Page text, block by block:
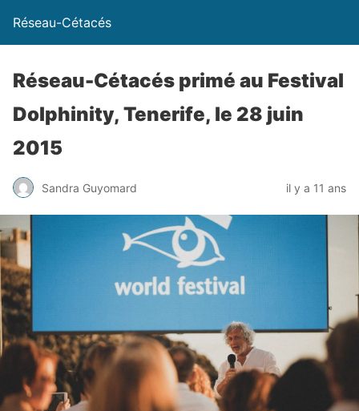
Réseau-Cétacés
Réseau-Cétacés primé au Festival
Dolphinity, Tenerife, le 28 juin
2015
Sandra Guyomard il y a 11 ans